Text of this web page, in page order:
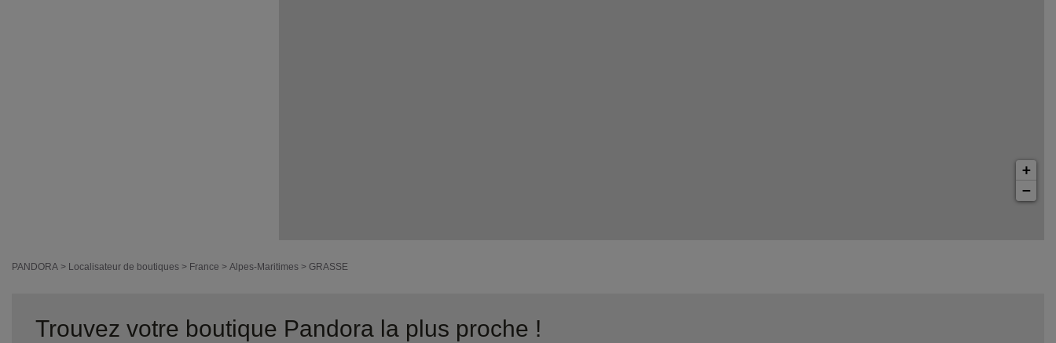
+
−
PANDORA > Localisateur de boutiques > France > Alpes-Maritimes > GRASSE
Trouvez votre boutique Pandora la plus proche !